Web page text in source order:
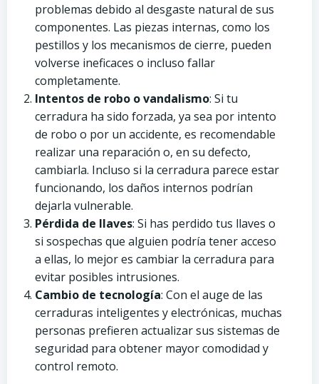
problemas debido al desgaste natural de sus
componentes. Las piezas internas, como los
pestillos y los mecanismos de cierre, pueden
volverse ineficaces o incluso fallar
completamente.
Intentos de robo o vandalismo: Si tu
cerradura ha sido forzada, ya sea por intento
de robo o por un accidente, es recomendable
realizar una reparación o, en su defecto,
cambiarla. Incluso si la cerradura parece estar
funcionando, los daños internos podrían
dejarla vulnerable.
Pérdida de llaves: Si has perdido tus llaves o
si sospechas que alguien podría tener acceso
a ellas, lo mejor es cambiar la cerradura para
evitar posibles intrusiones.
Cambio de tecnología: Con el auge de las
cerraduras inteligentes y electrónicas, muchas
personas prefieren actualizar sus sistemas de
seguridad para obtener mayor comodidad y
control remoto.